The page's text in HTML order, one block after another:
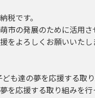
税です。
市の発展のために活用さ
をよろしくお願いいたし
も達の夢を応援する取
を応援する取り組みを